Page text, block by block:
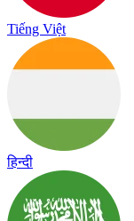
Tiếng Việt
हिन्दी